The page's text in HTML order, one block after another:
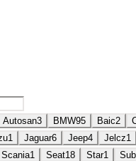
Autosan3 BMW95 Baic2
1 Jaguar6 Jeep4 Jelcz1
Scania1 Seat18 Star1